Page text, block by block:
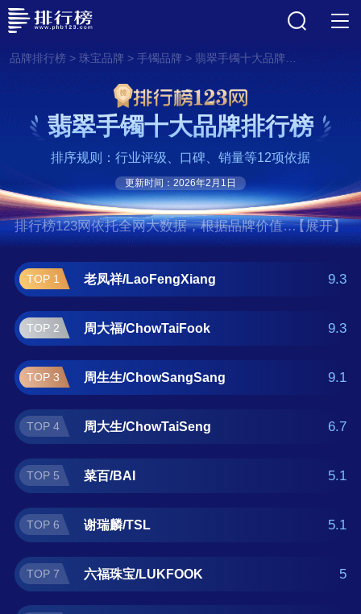
品牌排行榜> 珠宝品牌 > 手镯品牌 > 翡翠手镯十大品牌排行榜
翡翠手镯十大品牌排行榜
排序规则：行业评级、口碑、销量等12项依据
更新时间：2026年2月1日
排行榜123网依托全网大数据，根据品牌价值、
口碑评价等多项指数评选出了翡翠手镯十大品
牌排行榜,前十名分别是老凤
祥/LaoFengXiang、周大福/ChowTaiFook、周生
生/ChowSangSang、周大生/ChowTaiSeng、菜
百/BAI、谢瑞麟/TSL、六福珠宝/LUKFOOK、
中国黄金、老庙、潮宏基/CHJ JEWELLERY。
如果您正在查找翡翠手镯什么牌子好？那么本
翡翠手镯十大品牌榜单可供您作为选购参考，
我们致力于用最真实的用户数据推荐口碑最好
新一次)
【展开】
TOP 1 老凤祥/LaoFengXiang 9.3
TOP 2 周大福/ChowTaiFook 9.3
TOP 3 周生生/ChowSangSang 9.1
TOP 4 周大生/ChowTaiSeng 6.7
TOP 5 菜百/BAI 5.1
TOP 6 谢瑞麟/TSL 5.1
TOP 7 六福珠宝/LUKFOOK 5